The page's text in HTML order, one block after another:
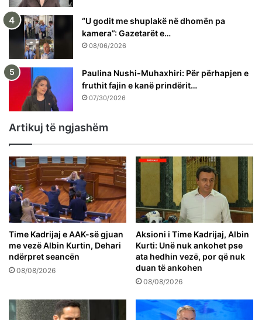
“U godit me shuplakë në dhomën pa
kamera”: Gazetarët e…
08/06/2026
Paulina Nushi-Muhaxhiri: Për përhapjen e
fruthit fajin e kanë prindërit…
07/30/2026
Artikuj të ngjashëm
Time Kadrijaj e AAK-së gjuan
me vezë Albin Kurtin, Dehari
ndërpret seancën
08/08/2026
Aksioni i Time Kadrijaj, Albin
Kurti: Unë nuk ankohet pse
ata hedhin vezë, por që nuk
duan të ankohen
08/08/2026